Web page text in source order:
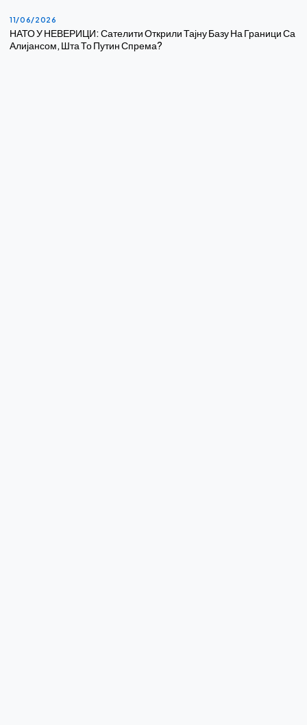
11/06/2026
НАТО У НЕВЕРИЦИ: Сателити Открили Тајну Базу На Граници Са
Алијансом, Шта То Путин Спрема?